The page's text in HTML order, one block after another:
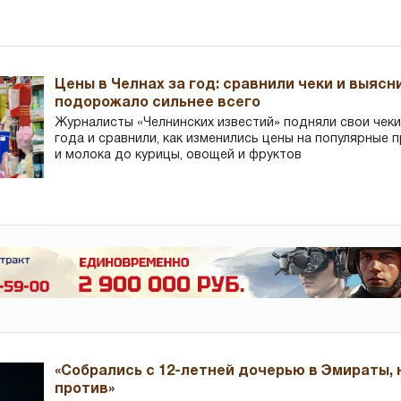
Цены в Челнах за год: сравнили чеки и
подорожало сильнее всего
Журналисты «Челнинских известий» подняли свои
года и сравнили, как изменились цены на популярные
и молока до курицы, овощей и фруктов
«Собрались с 12-летней дочерью в
против»